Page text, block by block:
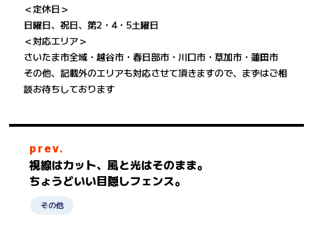
＜定休日＞
日曜日、祝日、第2・4・5土曜日
＜対応エリア＞
さいたま市全域・越谷市・春日部市・川口市・草加市・蓮田市
その他、記載外のエリアも対応させて頂きますので、まずはご相
談お待ちしております
prev.
視線はカット、風と光はそのまま。
ちょうどいい目隠しフェンス。
その他